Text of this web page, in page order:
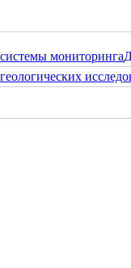
мониторинга